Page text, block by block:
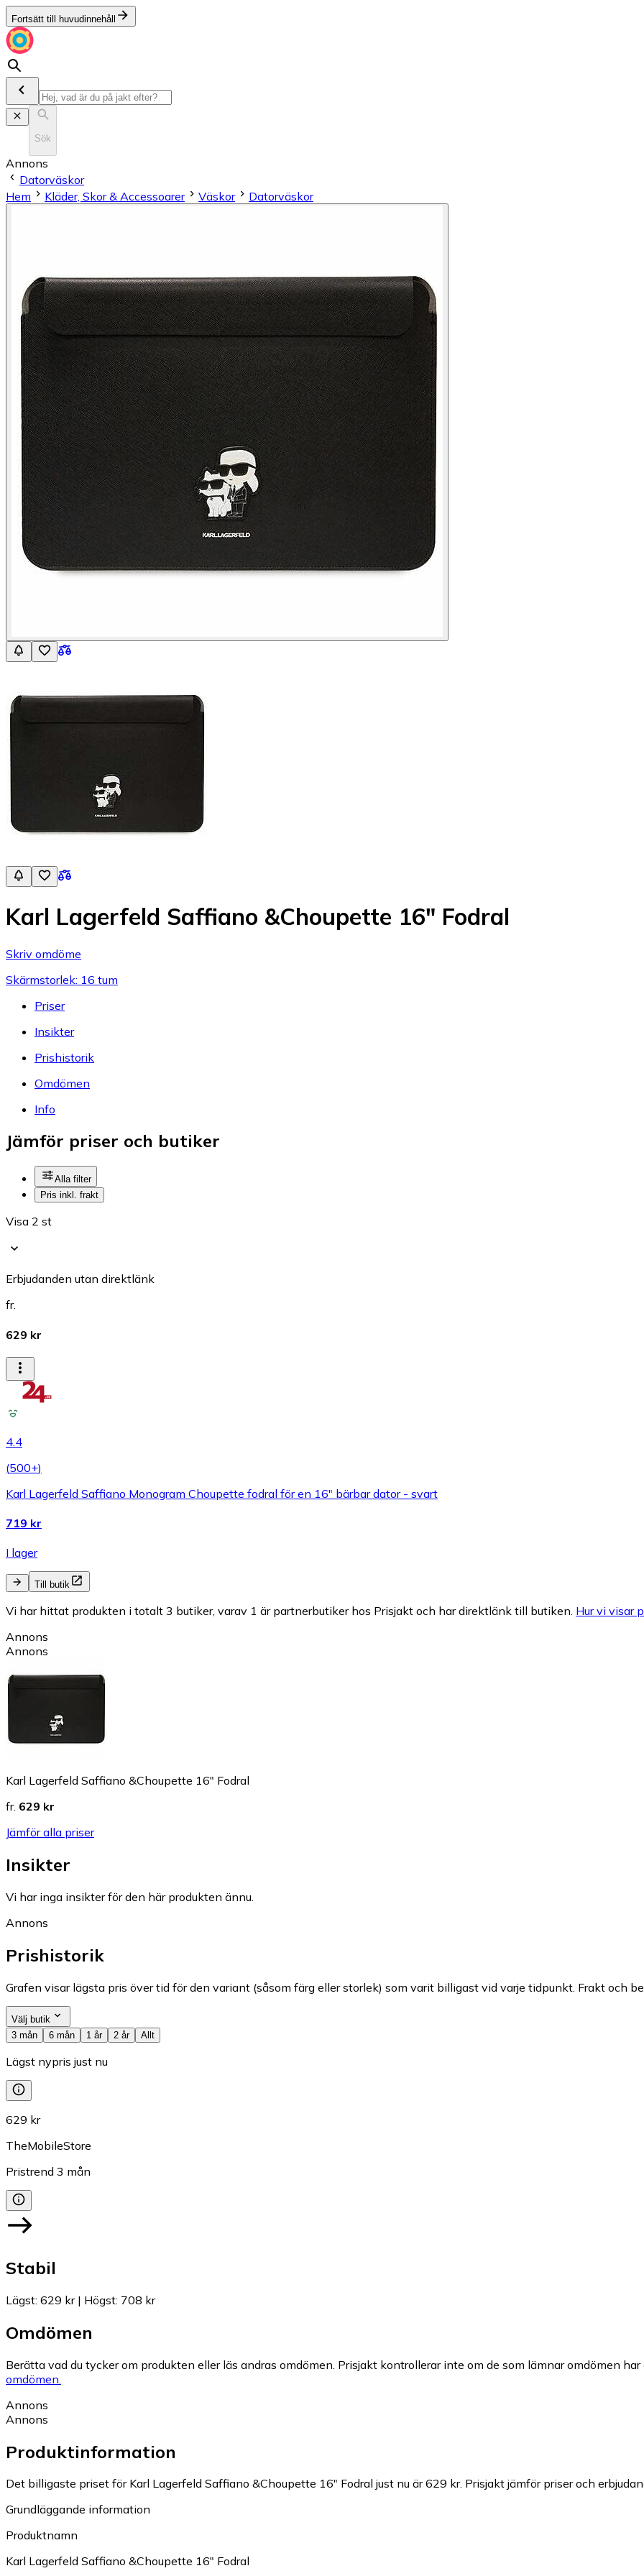
Fortsätt till huvudinnehåll
Sök
Annons
Datorväskor
Hem
Kläder, Skor & Accessoarer Väskor Datorväskor
Karl Lagerfeld Saffiano &Choupette 16" Fodral
Skriv omdöme
Skärmstorlek: 16 tum
Priser
Insikter
Prishistorik
Omdömen
Info
Jämför priser och butiker
Alla filter
Pris inkl. frakt
Visa 2 st
Erbjudanden utan direktlänk
fr.
629 kr
4.4
(500+)
Karl Lagerfeld Saffiano Monogram Choupette fodral för en 16" bärbar dator - svart
719 kr
I lager
Till butik
Vi har hittat produkten i totalt 3 butiker, varav 1 är partnerbutiker hos Prisjakt och har direktlänk till butiken. Hur vi visar
Annons
Annons
Karl Lagerfeld Saffiano &Choupette 16" Fodral
fr. 629 kr
Jämför alla priser
Insikter
Vi har inga insikter för den här produkten ännu.
Annons
Prishistorik
Grafen visar lägsta pris över tid för den variant (såsom färg eller storlek) som varit billigast vid varje tidpunkt. Frakt och
Välj butik
3 mån
6 mån 1 år 2 år Allt
Lägst nypris just nu
629 kr
TheMobileStore
Pristrend 3 mån
Stabil
Lägst: 629 kr| Högst: 708 kr
Omdömen
Berätta vad du tycker om produkten eller läs andras omdömen. Prisjakt kontrollerar inte om de som lämnar omdömen
omdömen.
Annons
Annons
Produktinformation
Det billigaste priset för Karl Lagerfeld Saffiano &Choupette 16" Fodral just nu är 629 kr. Prisjakt jämför priser och
Grundläggande information
Produktnamn
Karl Lagerfeld Saffiano &Choupette 16" Fodral